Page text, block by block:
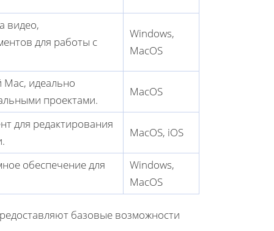
видео,
для работы с
Windows,
MacOS
идеально
проектами.
MacOS
для редактирования
MacOS, iOS
обеспечение для
Windows,
MacOS
базовые возможности